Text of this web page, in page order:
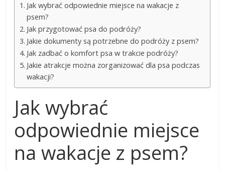
Jak wybrać odpowiednie miejsce na wakacje z
psem?
Jak przygotować psa do podróży?
Jakie dokumenty są potrzebne do podróży z psem?
Jak zadbać o komfort psa w trakcie podróży?
Jakie atrakcje można zorganizować dla psa podczas
wakacji?
Jak wybrać
odpowiednie miejsce
na wakacje z psem?